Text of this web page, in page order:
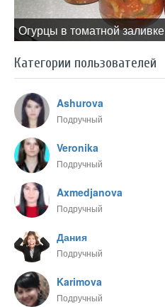
Огурцы в томатной заливке
Категории пользователей
Ashurova
Подручный
Veronika
Подручный
Axmedjanova
Подручный
Дания
Подручный
Karimova
Подручный